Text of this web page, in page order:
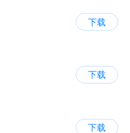
下载
下载
下载